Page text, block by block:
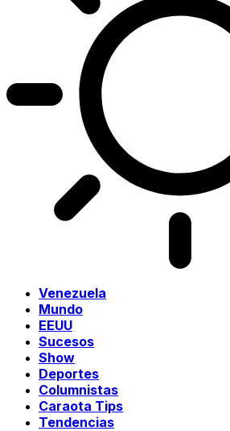
Venezuela
Mundo
EEUU
Sucesos
Show
Deportes
Columnistas
Caraota Tips
Tendencias